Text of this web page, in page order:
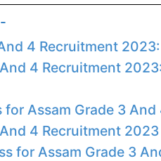
4 Recruitment
4 Recruitment
for Assam Grade 3
4 Recruitment
for Assam Grade 3